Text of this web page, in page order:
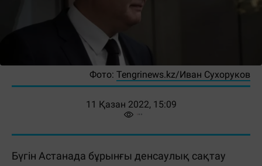
Фото: Tengrinews.kz/Иван Сухоруков
11 Қазан 2022, 15:09
Бүгін Астанада бұрынғы денсаулық сақтау